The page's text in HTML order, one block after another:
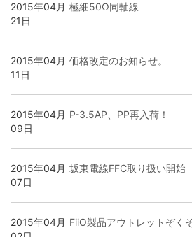
シールド・ロボットケーブル
高周波同軸ケーブル・コネクター
消防・通信計装・電話・USB・ネットワ
屋内配線・電力ケーブル
スイッチ・電気設備
EMC・ノイズ対策製品
プラスチックボビン
ケミカル製品
電設資材 特価処分品
ヒートガン･シュリンク関連
テスター・その他工具
自作セット商品
楽器用ケーブル・その他商品
グランドボックス（仮想アース装置）
アナログ･レコードアクセサリー
インシュレーター・スパイク・スタビラ
シート・テープ
各種コネクター類
オヤイデ店舗限定オリジナルリケーブル
SONG'S-AUDIO
DTM・レコーディング向け
インターコネクトケーブル(RCA)
インターコネクトケーブル(XLR)
インターコネクトケーブル（1/4インチ
デジタル＆クロックケーブル
スピーカーケーブル
スピーカーケーブル切り売り
インターコネクトケーブル（RCA）
インターコネクトケーブル（XLR）
インターコネクトケーブル切り売り
インターコネクトケーブル（XLR）
インターコネクトケーブル（1/4インチ
切り売りケーブル
各種コネクター
ケーブルアクセサリー
2015年04月
21日
極細50Ω同軸線
2015年04月
11日
価格改定のお知らせ。
2015年04月
09日
P-3.5AP、PP再入荷！
2015年04月
07日
坂東電線FFC取り扱い開始
2015年04月 FiiO製品アウトレットぞく